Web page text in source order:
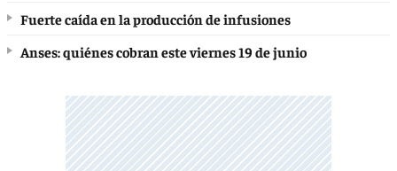
Fuerte caída en la producción de infusiones
Anses: quiénes cobran este viernes 19 de junio